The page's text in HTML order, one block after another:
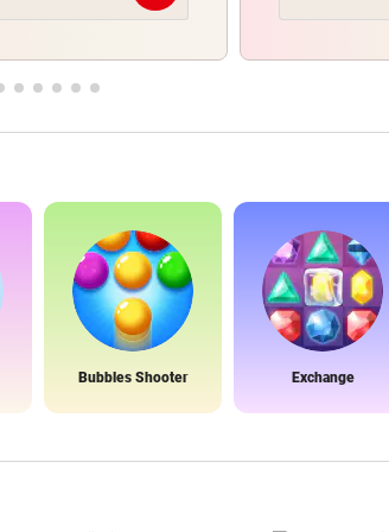
Bubbles Shooter Exchange